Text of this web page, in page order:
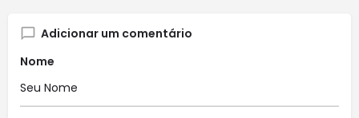
Adicionar um comentário
Nome